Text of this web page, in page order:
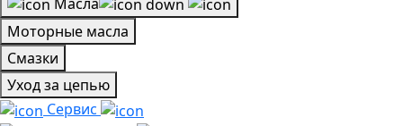
Моторные масла
Смазки
Уход за цепью
Сервис